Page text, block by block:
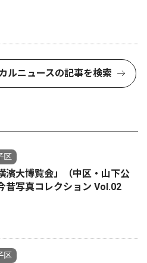
ルニュースの記事を検索
区
濱大博覧会」（中区・山下公
写真コレクション Vol.02
区